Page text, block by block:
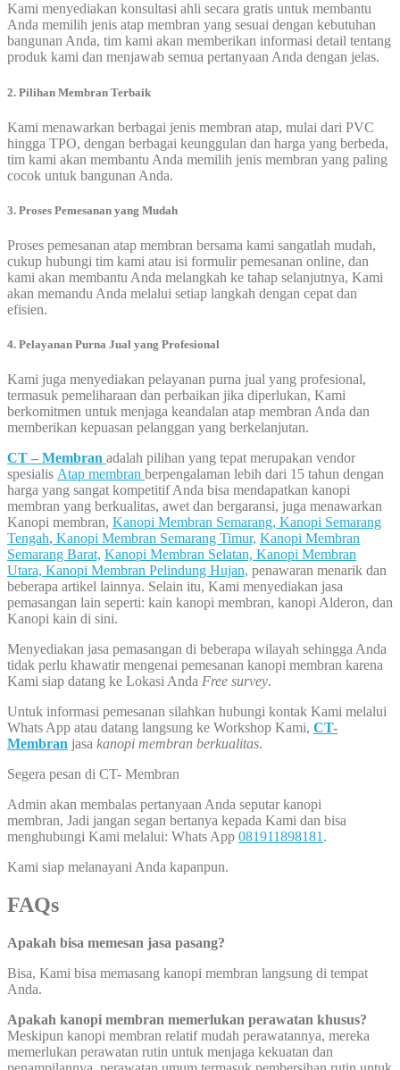
Kami menyediakan konsultasi ahli secara gratis untuk membantu
Anda memilih jenis atap membran yang sesuai dengan kebutuhan
bangunan Anda, tim kami akan memberikan informasi detail tentang
produk kami dan menjawab semua pertanyaan Anda dengan jelas.
2. Pilihan Membran Terbaik
Kami menawarkan berbagai jenis membran atap, mulai dari PVC
hingga TPO, dengan berbagai keunggulan dan harga yang berbeda,
tim kami akan membantu Anda memilih jenis membran yang paling
cocok untuk bangunan Anda.
3. Proses Pemesanan yang Mudah
Proses pemesanan atap membran bersama kami sangatlah mudah,
cukup hubungi tim kami atau isi formulir pemesanan online, dan
kami akan membantu Anda melangkah ke tahap selanjutnya, Kami
akan memandu Anda melalui setiap langkah dengan cepat dan
efisien.
4. Pelayanan Purna Jual yang Profesional
Kami juga menyediakan pelayanan purna jual yang profesional,
termasuk pemeliharaan dan perbaikan jika diperlukan, Kami
berkomitmen untuk menjaga keandalan atap membran Anda dan
memberikan kepuasan pelanggan yang berkelanjutan.
CT – Membran adalah pilihan yang tepat merupakan vendor
spesialis Atap membran berpengalaman lebih dari 15 tahun dengan
harga yang sangat kompetitif Anda bisa mendapatkan kanopi
membran yang berkualitas, awet dan bergaransi, juga menawarkan
Kanopi membran, Kanopi Membran Semarang, Kanopi Semarang
Tengah, Kanopi Membran Semarang Timur, Kanopi Membran
Semarang Barat, Kanopi Membran Selatan, Kanopi Membran
Utara, Kanopi Membran Pelindung Hujan, penawaran menarik dan
beberapa artikel lainnya. Selain itu, Kami menyediakan jasa
pemasangan lain seperti: kain kanopi membran, kanopi Alderon, dan
Kanopi kain di sini.
Menyediakan jasa pemasangan di beberapa wilayah sehingga Anda
tidak perlu khawatir mengenai pemesanan kanopi membran karena
Kami siap datang ke Lokasi Anda Free survey.
Untuk informasi pemesanan silahkan hubungi kontak Kami melalui
Whats App atau datang langsung ke Workshop Kami, CT-
Membran jasa kanopi membran berkualitas.
Segera pesan di CT- Membran
Admin akan membalas pertanyaan Anda seputar kanopi
membran, Jadi jangan segan bertanya kepada Kami dan bisa
menghubungi Kami melalui: Whats App 081911898181 .
Kami siap melanayani Anda kapanpun.
FAQs
Apakah bisa memesan jasa pasang?
Bisa, Kami bisa memasang kanopi membran langsung di tempat
Anda.
Apakah kanopi membran memerlukan perawatan khusus?
Meskipun kanopi membran relatif mudah perawatannya, mereka
memerlukan perawatan rutin untuk menjaga kekuatan dan